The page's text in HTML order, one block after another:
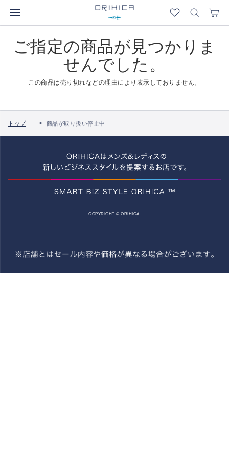
ご指定の商品が見つかりま
せんでした。
この商品は売り切れなどの理由により表示しておりません。
トップ 商品が取り扱い停止中
COPYRIGHT © ORIHICA.